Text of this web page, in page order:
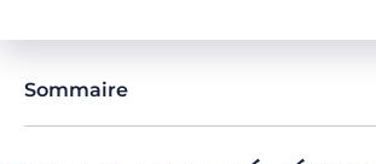
Sommaire